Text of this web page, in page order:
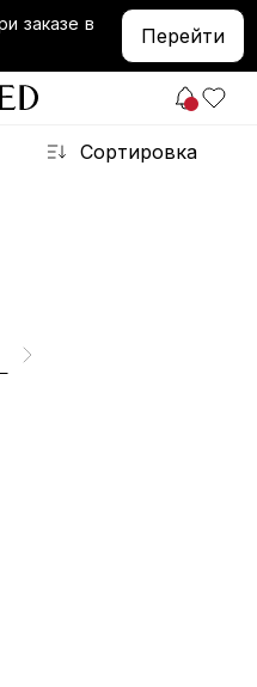
заказе в
Перейти
Сортировка